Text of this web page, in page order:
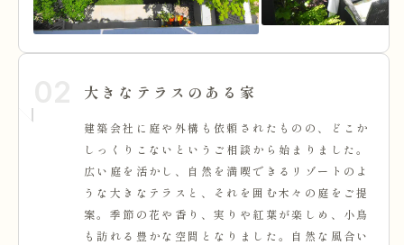
大きなテラスのある家
建築会社に庭や外構も依頼されたものの、どこか
しっくりこないというご相談から始まりました。
広い庭を活かし、自然を満喫できるリゾートのよ
うな大きなテラスと、それを囲む木々の庭をご提
案。季節の花や香り、実りや紅葉が楽しめ、小鳥
も訪れる豊かな空間となりました。自然な風合い